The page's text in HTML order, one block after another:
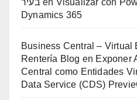
בעיר en Visualizar con
Dynamics 365
Business Central – Virtual
Rentería Blog en Exponer
Central como Entidades
Data Service (CDS)